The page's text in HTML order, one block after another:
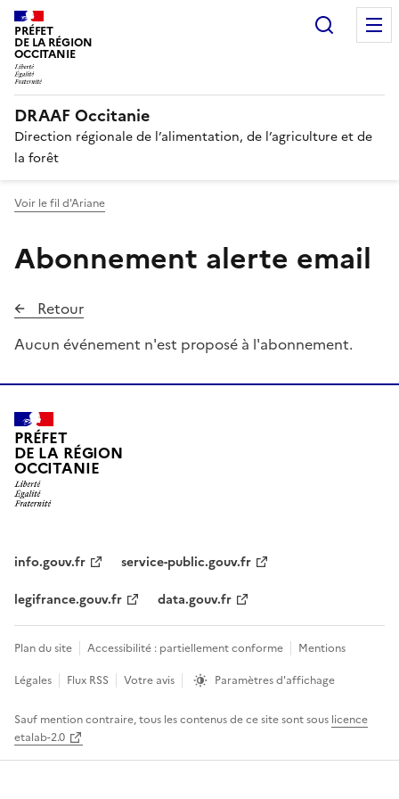
PRÉFET
DE LA RÉGION
OCCITANIE
DRAAF Occitanie
Direction régionale de l’alimentation, de l’agriculture et de
la forêt
Voir le fil d'Ariane
Abonnement alerte email
Retour
Aucun événement n'est proposé à l'abonnement.
PRÉFET
DE LA RÉGION
OCCITANIE
info.gouv.fr
service-public.gouv.fr
legifrance.gouv.fr
data.gouv.fr
Plan du site Accessibilité : partiellement conforme
Mentions
Légales
Flux RSS Votre avis Paramètres d'affichage
Sauf mention contraire, tous les contenus de ce site sont sous licence
etalab-2.0